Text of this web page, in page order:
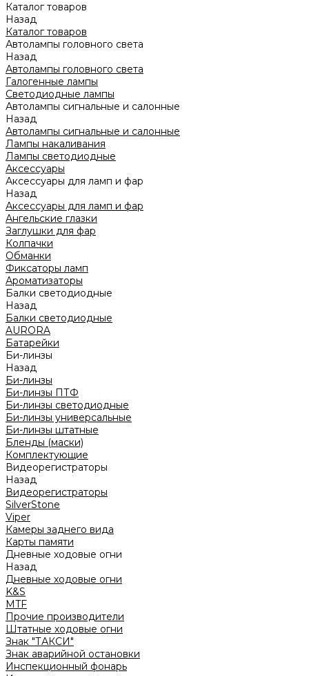
Каталог товаров
Назад
Каталог товаров
Автолампы головного света
Назад
Автолампы головного света
Галогенные лампы
Светодиодные лампы
Автолампы сигнальные и салонные
Назад
Автолампы сигнальные и салонные
Лампы накаливания
Лампы светодиодные
Аксессуары
Аксессуары для ламп и фар
Назад
Аксессуары для ламп и фар
Ангельские глазки
Заглушки для фар
Колпачки
Обманки
Фиксаторы ламп
Ароматизаторы
Балки светодиодные
Назад
Балки светодиодные
AURORA
Батарейки
Би-линзы
Назад
Би-линзы
Би-линзы ПТФ
Би-линзы светодиодные
Би-линзы универсальные
Би-линзы штатные
Бленды (маски)
Комплектующие
Видеорегистраторы
Назад
Видеорегистраторы
SilverStone
Viper
Камеры заднего вида
Карты памяти
Дневные ходовые огни
Назад
Дневные ходовые огни
K&S
MTF
Прочие производители
Штатные ходовые огни
Знак "ТАКСИ"
Знак аварийной остановки
Инспекционный фонарь